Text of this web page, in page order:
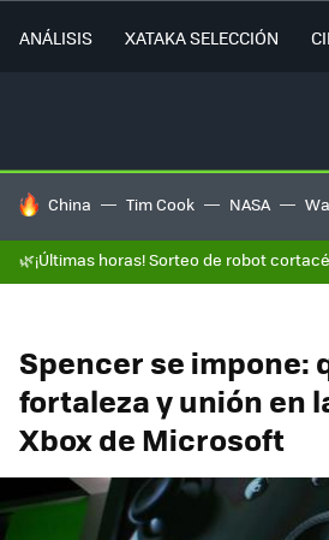
ANÁLISIS XATAKA SELECCIÓN
HOY SE HABLA DE
China Tim Cook NASA
🌿¡Últimas horas! Sorteo de robot
Spencer se impone:
fortaleza y unión en
Xbox de Microsoft